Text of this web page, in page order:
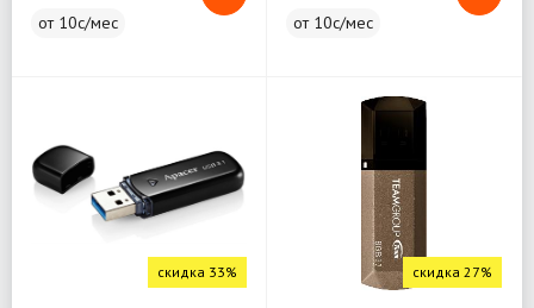
от 10с/мес от 10с/мес
скидка 33% скидка 27%